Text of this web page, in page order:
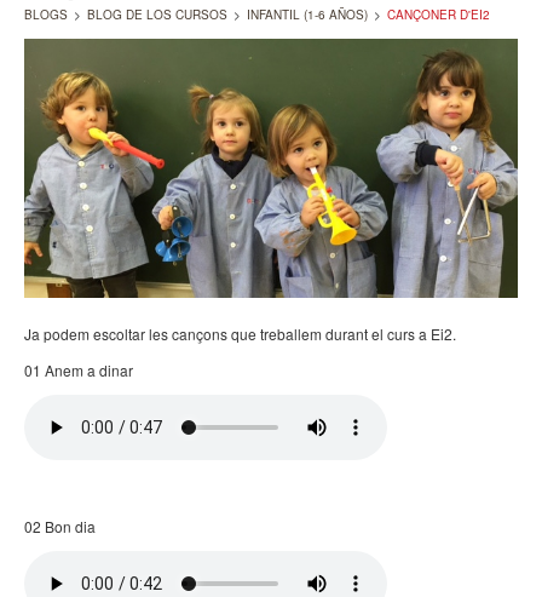
BLOGS > BLOG DE LOS CURSOS > INFANTIL (1-6 AÑOS) > CANÇONER D'EI2
Ja podem escoltar les cançons que treballem durant el curs a Ei2.
01 Anem a dinar
02 Bon dia